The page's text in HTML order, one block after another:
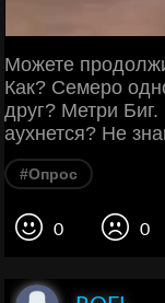
Можете
Как? Семеро
друг? Метри
аухнется? Не
#Опрос
0 0